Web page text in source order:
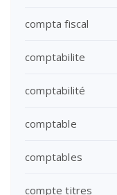
compta fiscal
comptabilite
comptabilité
comptable
comptables
compte titres